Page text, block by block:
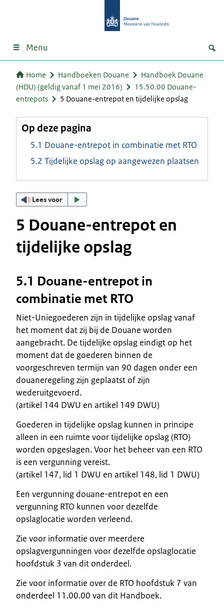
Menu
Home Handboeken Douane
Handboek Douane
(HDU) (geldig vanaf 1 mei 2016)
15.50.00 Douane-
entrepots
5 Douane-entrepot en tijdelijke opslag
Op deze pagina
5.1 Douane-entrepot in combinatie met RTO
5.2 Tijdelijke opslag op aangewezen plaatsen
Lees voor
5 Douane-entrepot en
tijdelijke opslag
5.1 Douane-entrepot in
combinatie met RTO
Niet-Uniegoederen zijn in tijdelijke opslag vanaf
het moment dat zij bij de Douane worden
aangebracht. De tijdelijke opslag eindigt op het
moment dat de goederen binnen de
voorgeschreven termijn van 90 dagen onder een
douaneregeling zijn geplaatst of zijn
wederuitgevoerd.
(artikel 144 DWU en artikel 149 DWU)
Goederen in tijdelijke opslag kunnen in principe
alleen in een ruimte voor tijdelijke opslag (RTO)
worden opgeslagen. Voor het beheer van een RTO
is een vergunning vereist.
(artikel 147, lid 1 DWU en artikel 148, lid 1 DWU)
Een vergunning douane-entrepot en een
vergunning RTO kunnen voor dezelfde
opslaglocatie worden verleend.
Zie voor informatie over meerdere
opslagvergunningen voor dezelfde opslaglocatie
hoofdstuk 3 van dit onderdeel.
Zie voor informatie over de RTO hoofdstuk 7 van
onderdeel 11.00.00 van dit Handboek.